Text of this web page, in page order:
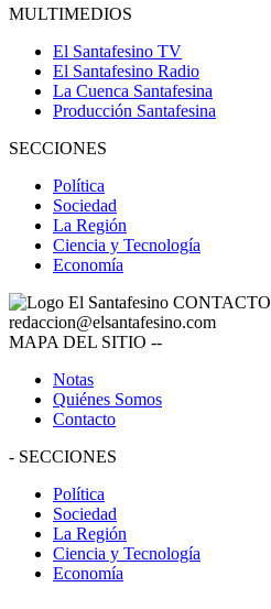
MULTIMEDIOS
El Santafesino TV
El Santafesino Radio
La Cuenca Santafesina
Producción Santafesina
SECCIONES
Política
Sociedad
La Región
Ciencia y Tecnología
Economía
CONTACTO
redaccion@elsantafesino.com
MAPA DEL SITIO --
Notas
Quiénes Somos
Contacto
- SECCIONES
Política
Sociedad
La Región
Ciencia y Tecnología
Economía